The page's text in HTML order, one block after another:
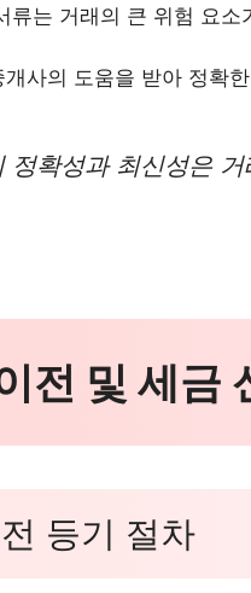
류는 거래의 큰 위험 요소
사의 도움을 받아 정확
정확성과 최신성은
전 및 세금
등기 절차